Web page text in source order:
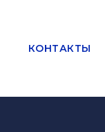
КОНТАКТЫ